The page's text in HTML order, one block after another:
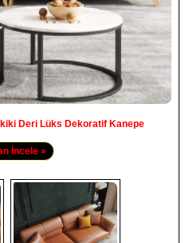
Deri Lüks Dekoratif Kanepe
İncele »